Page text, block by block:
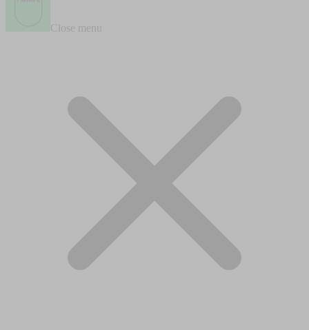
Close menu